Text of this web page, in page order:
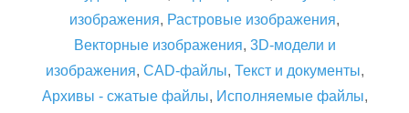
изображения, Растровые изображения,
Векторные изображения, 3D-модели и
изображения, CAD-файлы, Текст и документы,
Архивы - сжатые файлы, Исполняемые файлы,